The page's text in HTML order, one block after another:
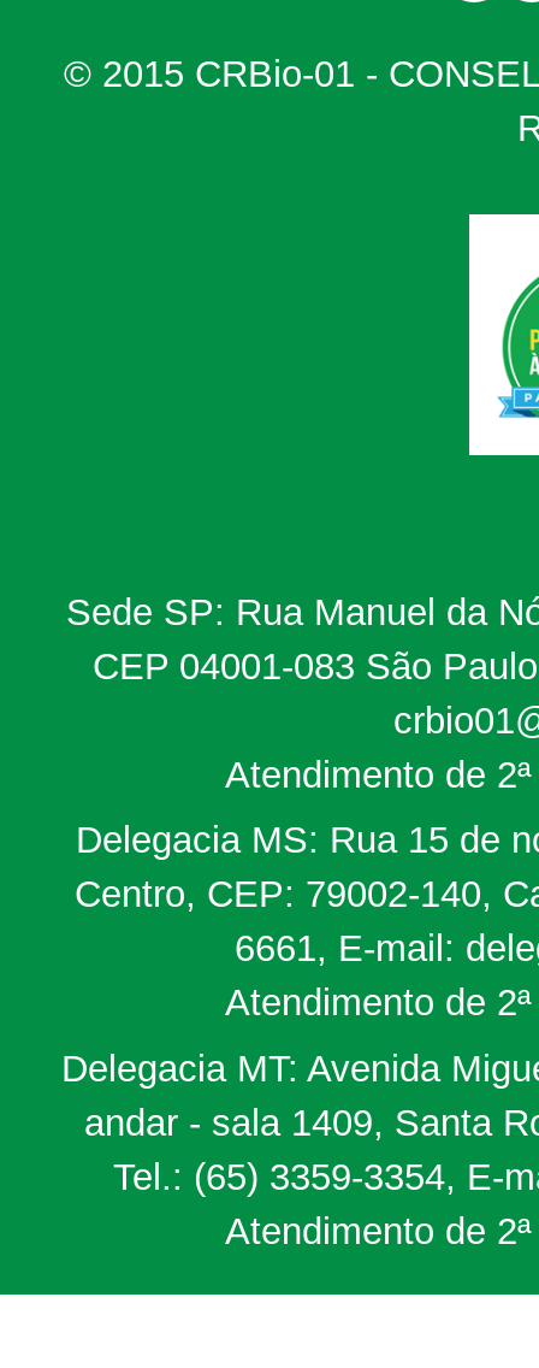
© 2015 CRBio-01 -
Sede SP: Rua Manuel da
CEP 04001-083 São
Atendimento de
Delegacia MS: Rua 15 de
Centro, CEP: 79002-140,
6661, E-mail:
Atendimento de
Delegacia MT: Avenida
andar - sala 1409, Santa
Tel.: (65) 3359-3354, E-
Atendimento de